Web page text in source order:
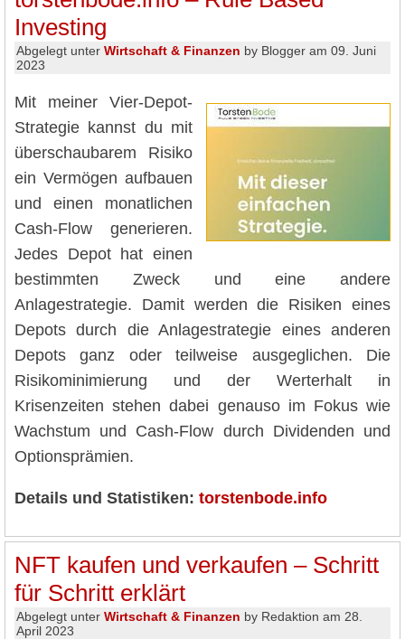
Investing
Abgelegt unter Wirtschaft & Finanzen by Blogger am 09. Juni
2023
Mit meiner Vier-Depot-
Strategie kannst du mit
überschaubarem Risiko
ein Vermögen aufbauen
und einen monatlichen
Cash-Flow generieren.
Jedes Depot hat einen
bestimmten Zweck und eine andere
Anlagestrategie. Damit werden die Risiken eines
Depots durch die Anlagestrategie eines anderen
Depots ganz oder teilweise ausgeglichen. Die
Risikominimierung und der Werterhalt in
Krisenzeiten stehen dabei genauso im Fokus wie
Wachstum und Cash-Flow durch Dividenden und
Optionsprämien.
Details und Statistiken: torstenbode.info
NFT kaufen und verkaufen – Schritt
für Schritt erklärt
Abgelegt unter Wirtschaft & Finanzen by Redaktion am 28.
April 2023